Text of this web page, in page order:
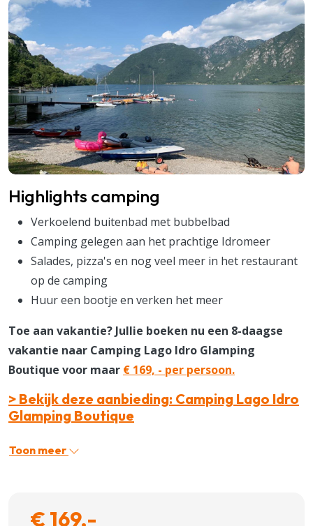
Highlights camping
Verkoelend buitenbad met bubbelbad
Camping gelegen aan het prachtige Idromeer
Salades, pizza's en nog veel meer in het restaurant
op de camping
Huur een bootje en verken het meer
Toe aan vakantie? Jullie boeken nu een 8-daagse
vakantie naar Camping Lago Idro Glamping
Boutique voor maar € 169, - per persoon.
> Bekijk deze aanbieding: Camping Lago Idro
Glamping Boutique
Toon meer
€ 169,-